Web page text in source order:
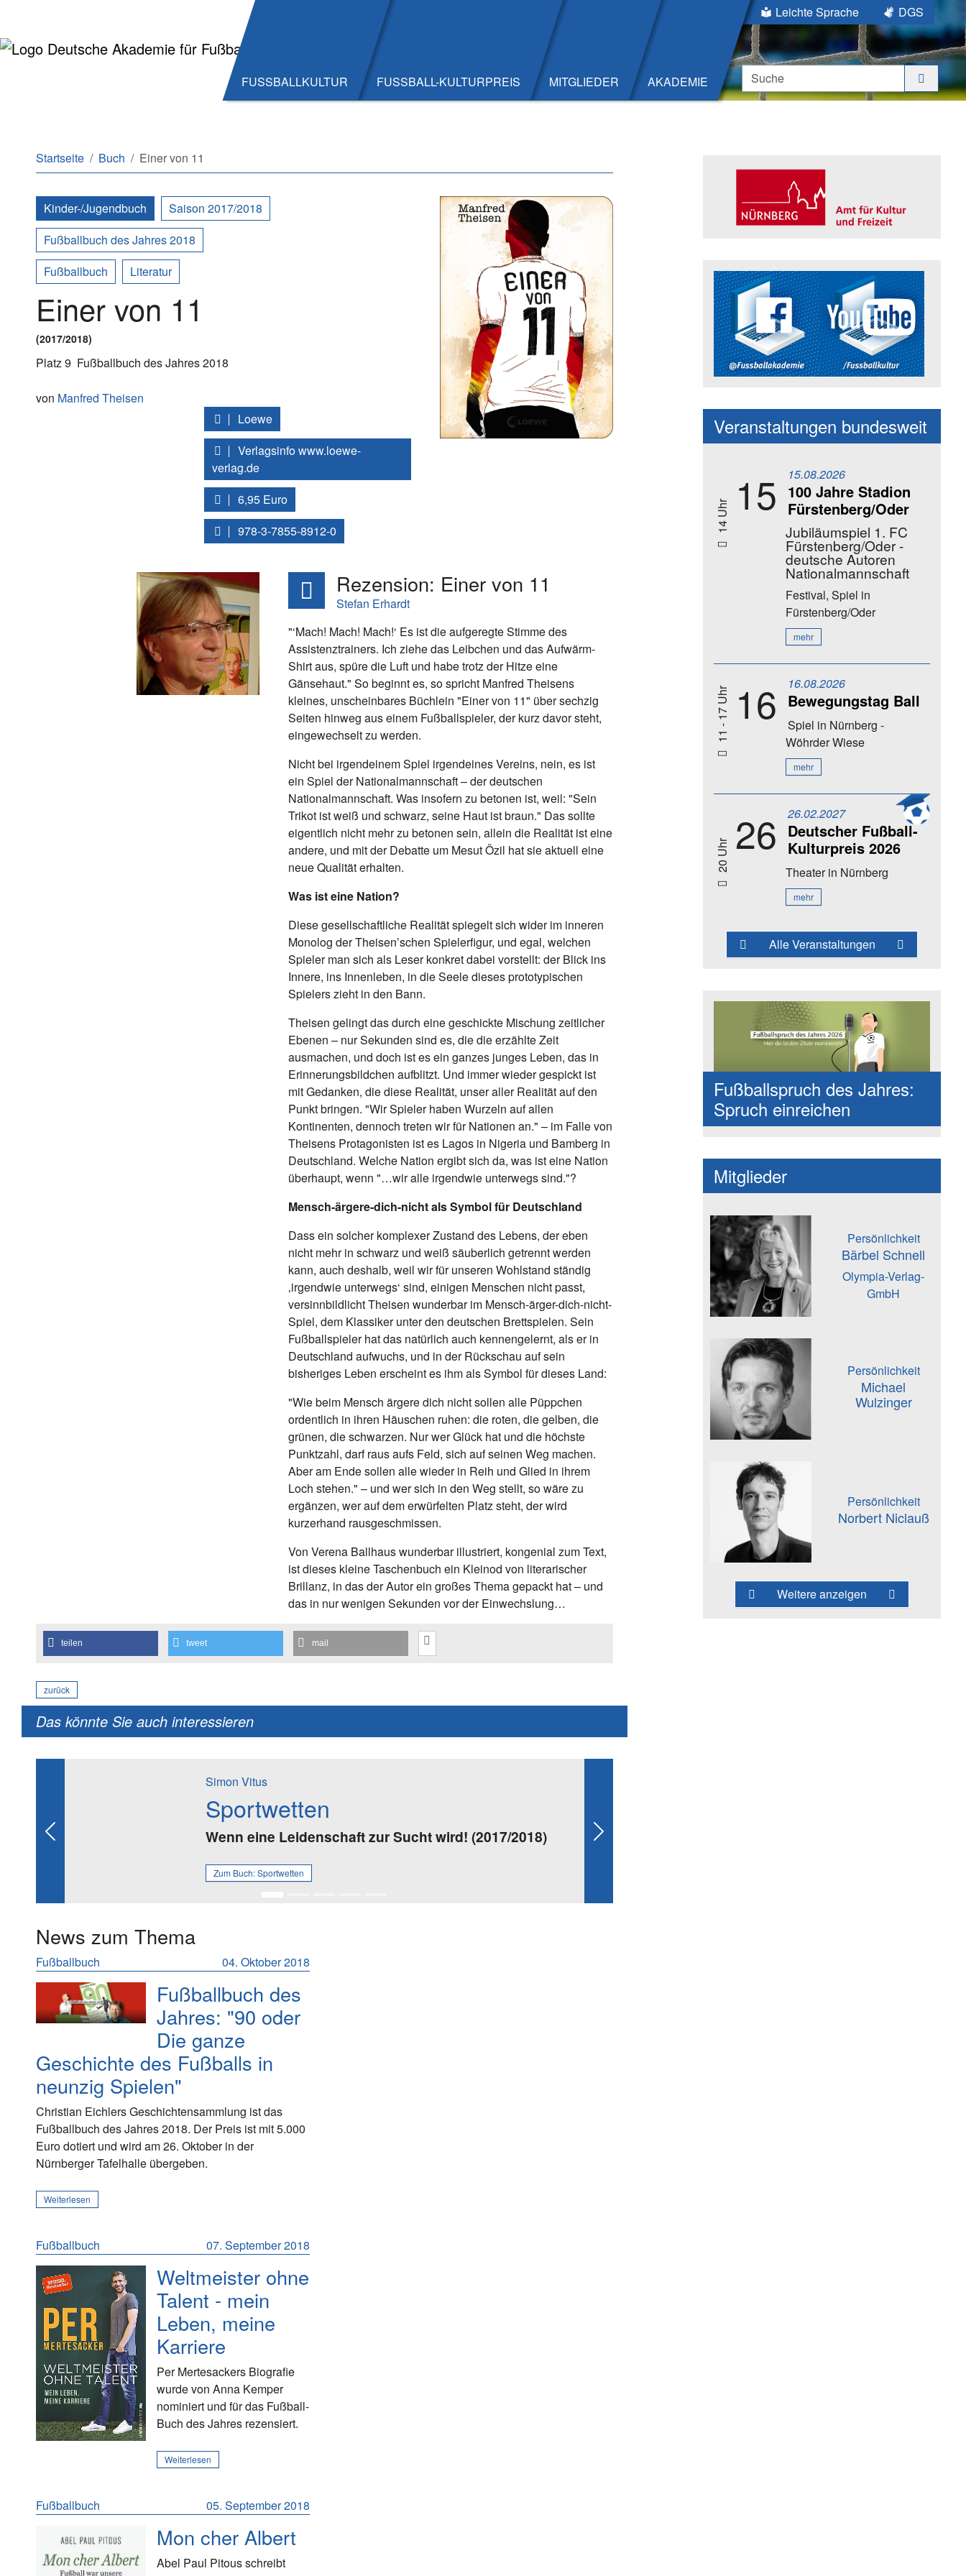
FUSSBALLKULTUR FUSSBALL-KULTURPREIS MITGLIEDER AKADEMIE
Leichte Sprache
DGS
Suche
Sie sind hier:
Startseite Buch Einer von 11
Kinder-/Jugendbuch
Saison 2017/2018
Fußballbuch des Jahres 2018
Fußballbuch
Literatur
Einer von 11
(2017/2018)
Platz 9 Fußballbuch des Jahres 2018
von Manfred Theisen
Loewe
Verlagsinfo www.loewe-
verlag.de
6,95 Euro
978-3-7855-8912-0
Rezension: Einer von 11
Stefan Erhardt
"‘Mach! Mach! Mach!‘ Es ist die aufgeregte Stimme des
Assistenztrainers. Ich ziehe das Leibchen und das Aufwärm-
Shirt aus, spüre die Luft und habe trotz der Hitze eine
Gänsehaut." So beginnt es, so spricht Manfred Theisens
kleines, unscheinbares Büchlein "Einer von 11" über sechzig
Seiten hinweg aus einem Fußballspieler, der kurz davor steht,
eingewechselt zu werden.
Nicht bei irgendeinem Spiel irgendeines Vereins, nein, es ist
ein Spiel der Nationalmannschaft – der deutschen
Nationalmannschaft. Was insofern zu betonen ist, weil: "Sein
Trikot ist weiß und schwarz, seine Haut ist braun." Das sollte
eigentlich nicht mehr zu betonen sein, allein die Realität ist eine
andere, und mit der Debatte um Mesut Özil hat sie aktuell eine
neue Qualität erhalten.
Was ist eine Nation?
Diese gesellschaftliche Realität spiegelt sich wider im inneren
Monolog der Theisen’schen Spielerfigur, und egal, welchen
Spieler man sich als Leser konkret dabei vorstellt: der Blick ins
Innere, ins Innenleben, in die Seele dieses prototypischen
Spielers zieht in den Bann.
Theisen gelingt das durch eine geschickte Mischung zeitlicher
Ebenen – nur Sekunden sind es, die die erzählte Zeit
ausmachen, und doch ist es ein ganzes junges Leben, das in
Erinnerungsbildchen aufblitzt. Und immer wieder gespickt ist
mit Gedanken, die diese Realität, unser aller Realität auf den
Punkt bringen. "Wir Spieler haben Wurzeln auf allen
Kontinenten, dennoch treten wir für Nationen an." – im Falle von
Theisens Protagonisten ist es Lagos in Nigeria und Bamberg in
Deutschland. Welche Nation ergibt sich da, was ist eine Nation
überhaupt, wenn "…wir alle irgendwie unterwegs sind."?
Mensch-ärgere-dich-nicht als Symbol für Deutschland
Dass ein solcher komplexer Zustand des Lebens, der eben
nicht mehr in schwarz und weiß säuberlich getrennt werden
kann, auch deshalb, weil wir für unseren Wohlstand ständig
‚irgendwie unterwegs‘ sind, einigen Menschen nicht passt,
versinnbildlicht Theisen wunderbar im Mensch-ärger-dich-nicht-
Spiel, dem Klassiker unter den deutschen Brettspielen. Sein
Fußballspieler hat das natürlich auch kennengelernt, als er in
Deutschland aufwuchs, und in der Rückschau auf sein
bisheriges Leben erscheint es ihm als Symbol für dieses Land:
"Wie beim Mensch ärgere dich nicht sollen alle Püppchen
ordentlich in ihren Häuschen ruhen: die roten, die gelben, die
grünen, die schwarzen. Nur wer Glück hat und die höchste
Punktzahl, darf raus aufs Feld, sich auf seinen Weg machen.
Aber am Ende sollen alle wieder in Reih und Glied in ihrem
Loch stehen." – und wer sich in den Weg stellt, so wäre zu
ergänzen, wer auf dem erwürfelten Platz steht, der wird
kurzerhand rausgeschmissen.
Von Verena Ballhaus wunderbar illustriert, kongenial zum Text,
ist dieses kleine Taschenbuch ein Kleinod von literarischer
Brillanz, in das der Autor ein großes Thema gepackt hat – und
das in nur wenigen Sekunden vor der Einwechslung…
teilen tweet mail
zurück
Das könnte Sie auch interessieren
Simon Vitus
Sportwetten
Wenn eine Leidenschaft zur Sucht wird! (2017/2018)
Zum Buch:Sportwetten
Previous Next
News zum Thema
04. Oktober 2018
Fußballbuch
Fußballbuch des
Jahres: "90 oder
Die ganze
Geschichte des Fußballs in
neunzig Spielen"
Christian Eichlers Geschichtensammlung ist das
Fußballbuch des Jahres 2018. Der Preis ist mit 5.000
Euro dotiert und wird am 26. Oktober in der
Nürnberger Tafelhalle übergeben.
Weiterlesen
07. September 2018
Fußballbuch
Weltmeister ohne
Talent - mein
Leben, meine
Karriere
Per Mertesackers Biografie
wurde von Anna Kemper
nominiert und für das Fußball-
Buch des Jahres rezensiert.
Weiterlesen
05. September 2018
Fußballbuch
Mon cher Albert
Abel Paul Pitous schreibt
Social Media Kanäle der
Veranstaltungen bundesweit
14 Uhr 15 15.08.2026
100 Jahre Stadion
Fürstenberg/Oder
Jubiläumspiel 1. FC
Fürstenberg/Oder -
deutsche Autoren
Nationalmannschaft
Festival, Spiel in
Fürstenberg/Oder
mehr
11 - 17 Uhr 16 16.08.2026
Bewegungstag Ball
Spiel in Nürnberg -
Wöhrder Wiese
mehr
20 Uhr 26 26.02.2027
Deutscher Fußball-
Kulturpreis 2026
Theaterin Nürnberg
mehr
Alle Veranstaltungen
Fußballspruch des Jahres:
Spruch einreichen
Mitglieder
Persönlichkeit
Bärbel Schnell
Olympia-Verlag-
GmbH
Persönlichkeit
Michael
Wulzinger
Persönlichkeit
Norbert Niclauß
Weitere anzeigen